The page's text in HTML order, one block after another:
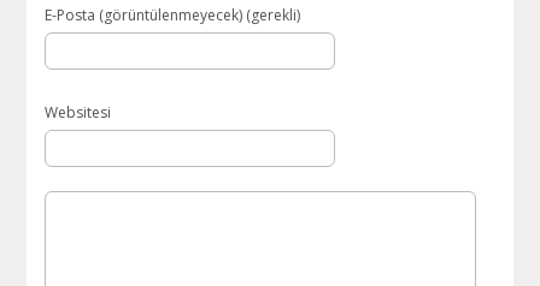
E-Posta (görüntülenmeyecek) (gerekli)
Websitesi